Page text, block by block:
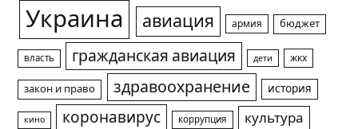
Украина авиация армия бюджет
власть гражданская авиация дети жкх
закон и право здравоохранение история
кино коронавирус коррупция
культура